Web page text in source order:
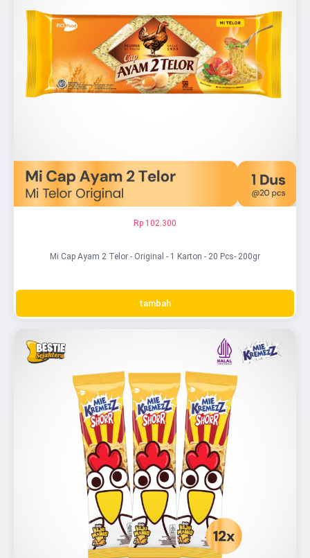
Rp 102.300
Mi Cap Ayam 2 Telor - Original - 1 Karton - 20 Pcs- 200gr
tambah